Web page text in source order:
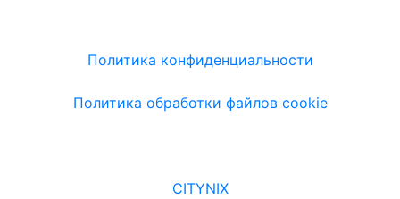
Политика конфиденциальности
Политика обработки файлов cookie
CITYNIX